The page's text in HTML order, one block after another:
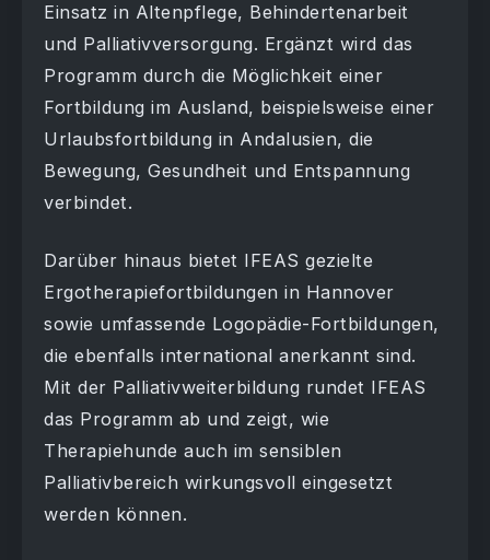
Einsatz in Altenpflege, Behindertenarbeit
und Palliativversorgung. Ergänzt wird das
Programm durch die Möglichkeit einer
Fortbildung im Ausland, beispielsweise einer
Urlaubsfortbildung in Andalusien, die
Bewegung, Gesundheit und Entspannung
verbindet.
Darüber hinaus bietet IFEAS gezielte
Ergotherapiefortbildungen in Hannover
sowie umfassende Logopädie-Fortbildungen,
die ebenfalls international anerkannt sind.
Mit der Palliativweiterbildung rundet IFEAS
das Programm ab und zeigt, wie
Therapiehunde auch im sensiblen
Palliativbereich wirkungsvoll eingesetzt
werden können.